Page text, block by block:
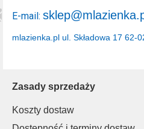
Zasady sprzedaży
Koszty dostaw
mlazienka.pl ul. Składowa 17 62-
E-mail: